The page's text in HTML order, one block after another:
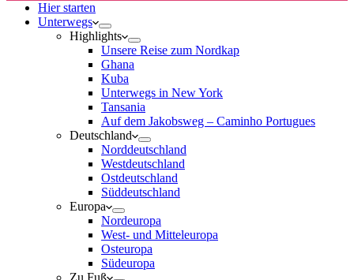
Hier starten
Unterwegs
Highlights
Unsere Reise zum Nordkap
Ghana
Kuba
Unterwegs in New York
Tansania
Auf dem Jakobsweg – Caminho Portugues
Deutschland
Norddeutschland
Westdeutschland
Ostdeutschland
Süddeutschland
Europa
Nordeuropa
West- und Mitteleuropa
Osteuropa
Südeuropa
Zu Fuß